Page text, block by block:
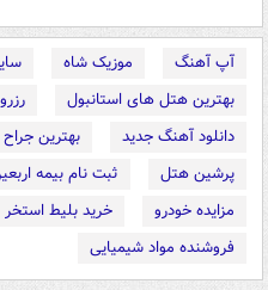
آپ آهنگ موزیک شاه
بهترین هتل های استانبول
دانلود آهنگ جدید
بهترین
پرشین هتل
ثبت نام بیمه
مزایده خودرو
خرید بلیط استخر
فروشنده مواد شیمیایی